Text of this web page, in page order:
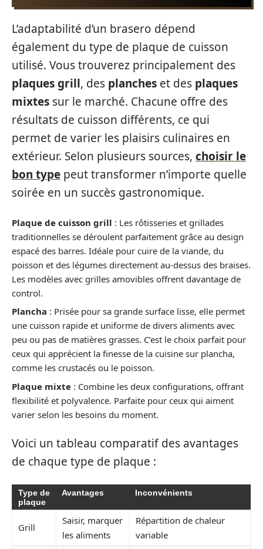
L’adaptabilité d’un brasero dépend
également du type de plaque de cuisson
utilisé. Vous trouverez principalement des
plaques grill, des planches et des plaques
mixtes sur le marché. Chacune offre des
résultats de cuisson différents, ce qui
permet de varier les plaisirs culinaires en
extérieur. Selon plusieurs sources, choisir le
bon type peut transformer n’importe quelle
soirée en un succès gastronomique.
Plaque de cuisson grill : Les rôtisseries et grillades
traditionnelles se déroulent parfaitement grâce au design
espacé des barres. Idéale pour cuire de la viande, du
poisson et des légumes directement au-dessus des braises.
Les modèles avec grilles amovibles offrent davantage de
control.
Plancha : Prisée pour sa grande surface lisse, elle permet
une cuisson rapide et uniforme de divers aliments avec
peu ou pas de matières grasses. C’est le choix parfait pour
ceux qui apprécient la finesse de la cuisine sur plancha,
comme les crustacés ou le poisson.
Plaque mixte : Combine les deux configurations, offrant
flexibilité et polyvalence. Parfaite pour ceux qui aiment
varier selon les besoins du moment.
Voici un tableau comparatif des avantages
de chaque type de plaque :
Type de
plaque
Avantages Inconvénients
Grill
Saisir, marquer
les aliments
Répartition de chaleur
variable